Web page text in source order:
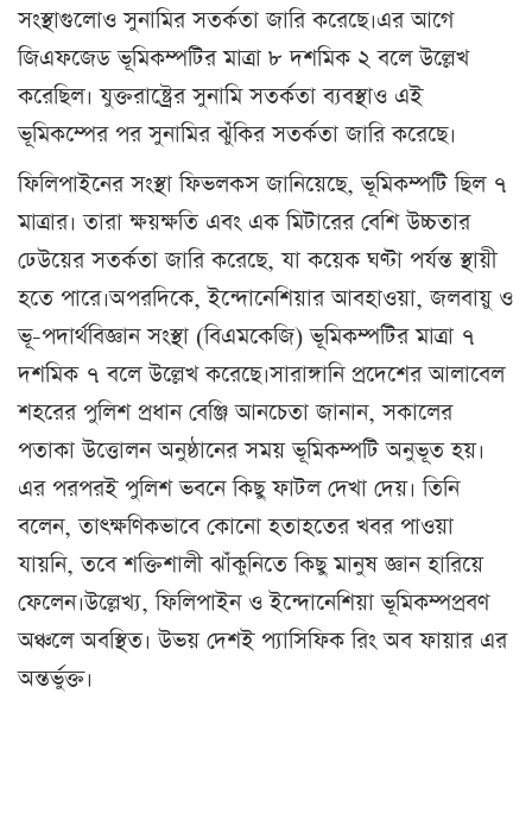
সংস্থাগুলোও সুনামির সতর্কতা জারি করেছে।এর আগে
জিএফজেড ভূমিকম্পটির মাত্রা ৮ দশমিক ২ বলে উল্লেখ
করেছিল। যুক্তরাষ্ট্রের সুনামি সতর্কতা ব্যবস্থাও এই
ভূমিকম্পের পর সুনামির ঝুঁকির সতর্কতা জারি করেছে।
ফিলিপাইনের সংস্থা ফিভলকস জানিয়েছে, ভূমিকম্পটি ছিল ৭
মাত্রার। তারা ক্ষয়ক্ষতি এবং এক মিটারের বেশি উচ্চতার
ঢেউয়ের সতর্কতা জারি করেছে, যা কয়েক ঘণ্টা পর্যন্ত স্থায়ী
হতে পারে।অপরদিকে, ইন্দোনেশিয়ার আবহাওয়া, জলবায়ু ও
ভূ-পদার্থবিজ্ঞান সংস্থা (বিএমকেজি) ভূমিকম্পটির মাত্রা ৭
দশমিক ৭ বলে উল্লেখ করেছে।সারাঙ্গানি প্রদেশের আলাবেল
শহরের পুলিশ প্রধান বেঞ্জি আনচেতা জানান, সকালের
পতাকা উত্তোলন অনুষ্ঠানের সময় ভূমিকম্পটি অনুভূত হয়।
এর পরপরই পুলিশ ভবনে কিছু ফাটল দেখা দেয়। তিনি
বলেন, তাৎক্ষণিকভাবে কোনো হতাহতের খবর পাওয়া
যায়নি, তবে শক্তিশালী ঝাঁকুনিতে কিছু মানুষ জ্ঞান হারিয়ে
ফেলেন।উল্লেখ্য, ফিলিপাইন ও ইন্দোনেশিয়া ভূমিকম্পপ্রবণ
অঞ্চলে অবস্থিত। উভয় দেশই প্যাসিফিক রিং অব ফায়ার এর
অন্তর্ভুক্ত।